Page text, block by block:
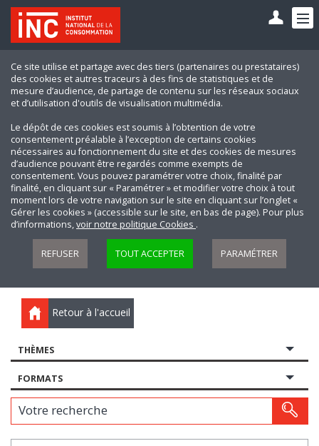
Ce site utilise et partage avec des tiers (partenaires ou prestataires)
des cookies et autres traceurs à des fins de statistiques et de
mesure d’audience, de partage de contenu sur les réseaux sociaux
et d’utilisation d'outils de visualisation multimédia.
Le dépôt de ces cookies est soumis à l’obtention de votre
consentement préalable à l’exception de certains cookies
nécessaires au fonctionnement du site et des cookies de mesures
d’audience pouvant être regardés comme exempts de
consentement. Vous pouvez paramétrer votre choix, finalité par
finalité, en cliquant sur « Paramétrer » et modifier votre choix à tout
moment lors de votre navigation sur le site en cliquant sur l’onglet «
Gérer les cookies » (accessible sur le site, en bas de page). Pour plus
d’informations,voir notre politique Cookies .
REFUSER TOUT ACCEPTER PARAMÉTRER
Retour à l'accueil
THÈMES
FORMATS
Votre recherche